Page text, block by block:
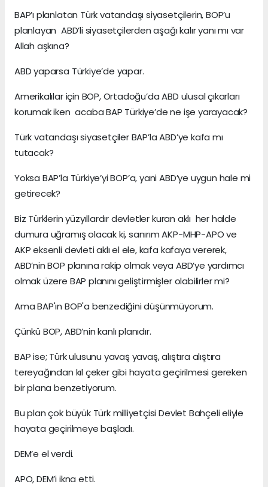
BAP’ı planlatan Türk vatandaşı siyasetçilerin, BOP’u
planlayan ABD’li siyasetçilerden aşağı kalır yanı mı var
Allah aşkına?
ABD yaparsa Türkiye’de yapar.
Amerikalılar için BOP, Ortadoğu’da ABD ulusal çıkarları
korumak iken acaba BAP Türkiye’de ne işe yarayacak?
Türk vatandaşı siyasetçiler BAP’la ABD’ye kafa mı
tutacak?
Yoksa BAP’la Türkiye’yi BOP’a, yani ABD’ye uygun hale mi
getirecek?
Biz Türklerin yüzyıllardır devletler kuran aklı her halde
dumura uğramış olacak ki, sanırım AKP-MHP-APO ve
AKP eksenli devleti aklı el ele, kafa kafaya vererek,
ABD’nin BOP planına rakip olmak veya ABD’ye yardımcı
olmak üzere BAP planını geliştirmişler olabilirler mi?
Ama BAP'ın BOP'a benzediğini düşünmüyorum.
Çünkü BOP, ABD’nin kanlı planıdır.
BAP ise; Türk ulusunu yavaş yavaş, alıştıra alıştıra
tereyağından kıl çeker gibi hayata geçirilmesi gereken
bir plana benzetiyorum.
Bu plan çok büyük Türk milliyetçisi Devlet Bahçeli eliyle
hayata geçirilmeye başladı.
DEM’e el verdi.
APO, DEM’i ikna etti.